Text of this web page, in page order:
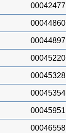
00042477
00044860
00044897
00045220
00045328
00045354
00045951
00046558